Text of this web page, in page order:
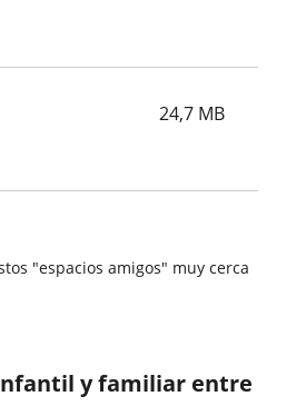
24,7 MB
"espacios amigos" muy cerca
y familiar entre